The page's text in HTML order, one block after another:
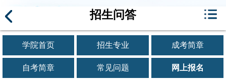
招生问答
学院首页 招生专业 成考简章
自考简章 常见问题 网上报名